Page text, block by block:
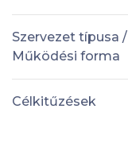
Szervezet típusa /
Működési forma
Célkitűzések